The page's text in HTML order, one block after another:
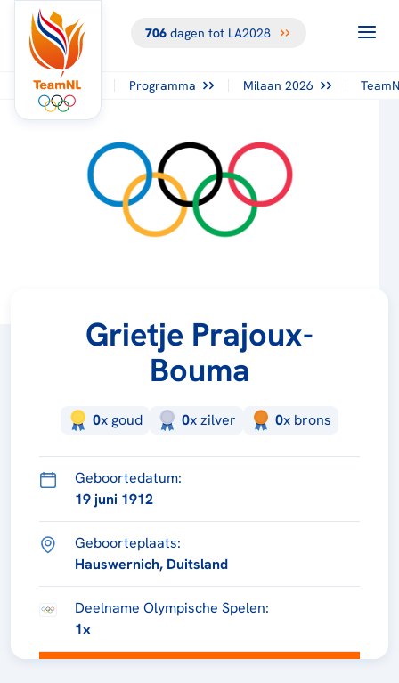
706dagen tot LA2028
Programma Milaan 2026
Grietje Prajoux-
Bouma
0x goud 0xzilver 0x brons
Geboortedatum:
19 juni 1912
Geboorteplaats:
Hauswernich, Duitsland
Deelname Olympische Spelen:
1x